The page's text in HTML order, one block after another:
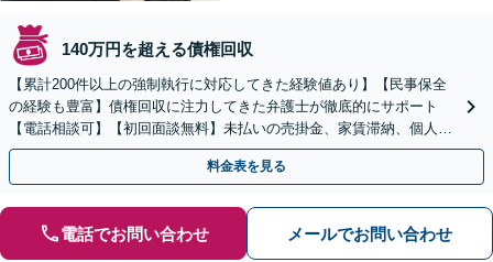
140万円を超える債権回収
【累計200件以上の強制執行に対応してきた経験値あり】【民事保全
の経験も豊富】債権回収に注力してきた弁護士が徹底的にサポート
【電話相談可】【初回面談無料】未払いの売掛金、家賃滞納、個人間
のお金の貸し借りなど【関西エリア対応】
料金表を見る
電話でお問い合わせ メールでお問い合わせ